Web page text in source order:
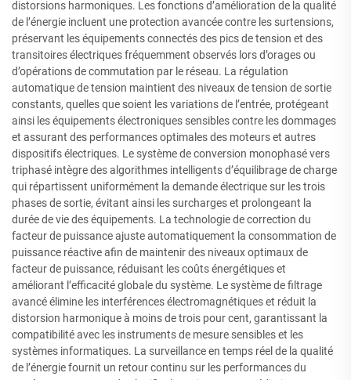
distorsions harmoniques. Les fonctions d’amélioration de la qualité
de l’énergie incluent une protection avancée contre les surtensions,
préservant les équipements connectés des pics de tension et des
transitoires électriques fréquemment observés lors d’orages ou
d’opérations de commutation par le réseau. La régulation
automatique de tension maintient des niveaux de tension de sortie
constants, quelles que soient les variations de l’entrée, protégeant
ainsi les équipements électroniques sensibles contre les dommages
et assurant des performances optimales des moteurs et autres
dispositifs électriques. Le système de conversion monophasé vers
triphasé intègre des algorithmes intelligents d’équilibrage de charge
qui répartissent uniformément la demande électrique sur les trois
phases de sortie, évitant ainsi les surcharges et prolongeant la
durée de vie des équipements. La technologie de correction du
facteur de puissance ajuste automatiquement la consommation de
puissance réactive afin de maintenir des niveaux optimaux de
facteur de puissance, réduisant les coûts énergétiques et
améliorant l’efficacité globale du système. Le système de filtrage
avancé élimine les interférences électromagnétiques et réduit la
distorsion harmonique à moins de trois pour cent, garantissant la
compatibilité avec les instruments de mesure sensibles et les
systèmes informatiques. La surveillance en temps réel de la qualité
de l’énergie fournit un retour continu sur les performances du